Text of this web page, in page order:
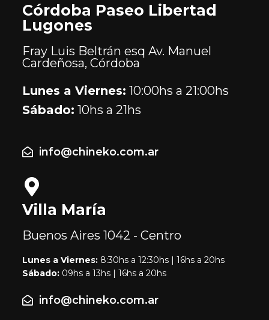
Córdoba Paseo Libertad
Lugones
Fray Luis Beltrán esq Av. Manuel
Cardeñosa, Córdoba
Lunes a Viernes: 10:00hs a 21:00hs
Sábado: 10hs a 21hs
info@chineko.com.ar
Villa María
Buenos Aires1042 - Centro
Lunes a Viernes: 8:30hs a 12:30hs | 16hs a 20hs
Sábado: 09hs a 13hs | 16hs a 20hs
info@chineko.com.ar